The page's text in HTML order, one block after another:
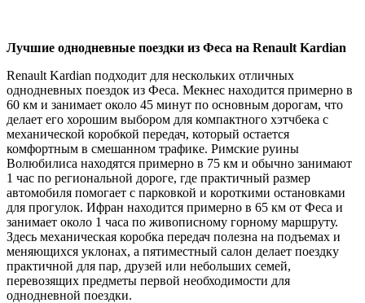
Лучшие однодневные поездки из Феса на Renault Kardian
Renault Kardian подходит для нескольких отличных
однодневных поездок из Феса. Мекнес находится примерно в
60 км и занимает около 45 минут по основным дорогам, что
делает его хорошим выбором для компактного хэтчбека с
механической коробкой передач, который остается
комфортным в смешанном трафике. Римские руины
Волюбилиса находятся примерно в 75 км и обычно занимают
1 час по региональной дороге, где практичный размер
автомобиля помогает с парковкой и короткими остановками
для прогулок. Ифран находится примерно в 65 км от Феса и
занимает около 1 часа по живописному горному маршруту.
Здесь механическая коробка передач полезна на подъемах и
меняющихся уклонах, а пятиместный салон делает поездку
практичной для пар, друзей или небольших семей,
перевозящих предметы первой необходимости для
однодневной поездки.